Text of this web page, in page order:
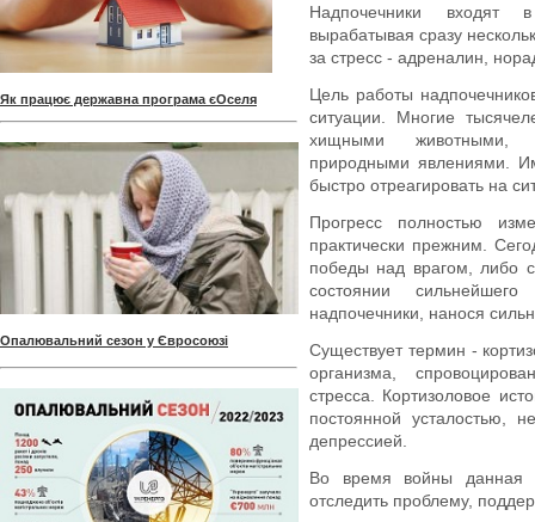
Як працює державна програма єОселя
Опалювальний сезон у Євросоюзі
Надпочечники входят
вырабатывая сразу
за стресс - адреналин,
Цель работы
ситуации. Многие
хищными животными,
природными явлениями.
быстро отреагировать на
Прогресс полностью
практически прежним.
победы над врагом, либо
состоянии
надпочечники, нанося
Существует термин -
организма,
стресса. Кортизоловое
постоянной усталостью,
депрессией.
Во время войны данная
отследить проблему,